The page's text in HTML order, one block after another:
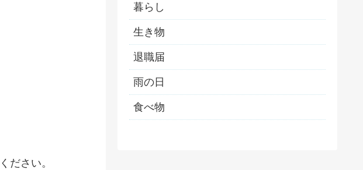
ださい。
暮らし
生き物
退職届
雨の日
食べ物